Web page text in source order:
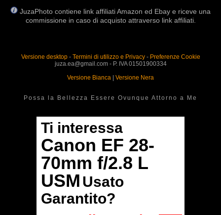
JuzaPhoto contiene link affiliati Amazon ed Ebay e riceve una
commissione in caso di acquisto attraverso link affiliati.
Versione desktop- Termini di utilizzo e Privacy- Preferenze Cookie
juza.ea@gmail.com - P. IVA 01501900334
Versione Bianca | Versione Nera
Possa la Bellezza Essere Ovunque Attorno a Me